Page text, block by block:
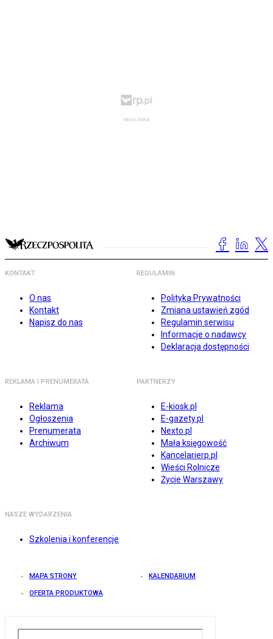
KONTAKT
O nas
Kontakt
Napisz do nas
REGULAMIN
Polityka Prywatności
Zmiana ustawień zgód
Regulamin serwisu
Informacje o nadawcy
Deklaracja dostępności
REKLAMA I PRENUMERATA
Reklama
Ogłoszenia
Prenumerata
Archiwum
PARTNERZY
E-kiosk.pl
E-gazety.pl
Nexto.pl
Mała księgowość
Kancelarierp.pl
Wieści Rolnicze
Życie Warszawy
NASZE WYDARZENIA
Szkolenia i konferencje
MAPA STRONY KALENDARIUM
OFERTA PRODUKTOWA